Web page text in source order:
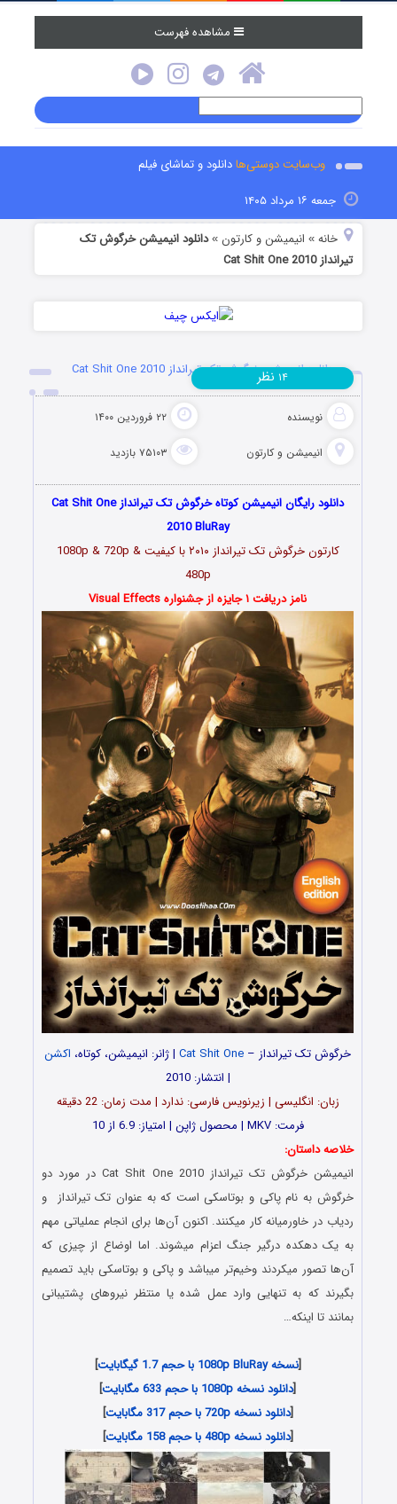
مشاهده فهرست
وب‌سایت دوستی‌هادانلود و تماشای فیلم
جمعه ۱۶ مرداد ۱۴۰۵
خانه » انیمیشن و کارتون »دانلود انیمیشن خرگوش تک‌
تیرانداز Cat Shit One 2010
دانلود انیمیشن خرگوش تک‌ تیرانداز Cat Shit One 2010
نویسنده ۲۲ فروردین ۱۴۰۰
انیمیشن و کارتون ۷۵۱۰۳ بازدید
۱۴ نظر
دانلود رایگان انیمیشن کوتاه خرگوش تک‌ تیرانداز Cat Shit One
2010 BluRay
کارتون خرگوش تک‌ تیرانداز ۲۰۱۰
با کیفیت 1080p & 720p &
480p
نامز دریافت ۱ جایزه از جشنواره Visual Effects
خرگوش تک‌ تیرانداز – Cat Shit One | ژانر: انیمیشن، کوتاه، اکشن
| انتشار: 2010
زبان: انگلیسی | زیرنویس فارسی: ندارد | مدت زمان: 22 دقیقه
فرمت: MKV | محصول ژاپن | امتیاز: 6.9 از 10
خلاصه داستان:
انیمیشن خرگوش تک‌ تیرانداز Cat Shit One 2010 در مورد دو
خرگوش به نام پاکی و بوتاسکی است که به عنوان تک تیرانداز و
ردیاب در خاورمیانه کار میکنند. اکنون آن‌ها برای انجام عملیاتی مهم
به یک دهکده درگیر جنگ اعزام میشوند. اما اوضاع از چیزی که
آن‌ها تصور میکردند وخیم‌تر میباشد و پاکی و بوتاسکی باید تصمیم
بگیرند که به تنهایی وارد عمل شده یا منتظر نیروهای پشتیبانی
بمانند تا اینکه…
[نسخه 1080p BluRay با حجم 1.7 گیگابایت
]
[دانلود نسخه 1080p با حجم 633 مگابایت
]
[دانلود نسخه 720p با حجم 317 مگابایت
]
[دانلود نسخه 480p با حجم 158 مگابایت ]